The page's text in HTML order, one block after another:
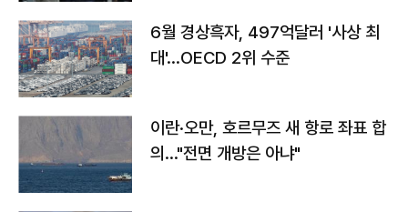
6월 경상흑자, 497억달러 '사상 최
대'…OECD 2위 수준
이란·오만, 호르무즈 새 항로 좌표 합
의…"전면 개방은 아냐"